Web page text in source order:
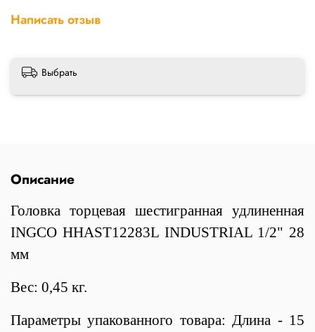
Написать отзыв
Выбрать
Описание
Головка торцевая шестигранная удлиненная
INGCO HHAST12283L INDUSTRIAL 1/2" 28
мм
Вес: 0,45 кг.
Параметры упакованного товара: Длина - 15